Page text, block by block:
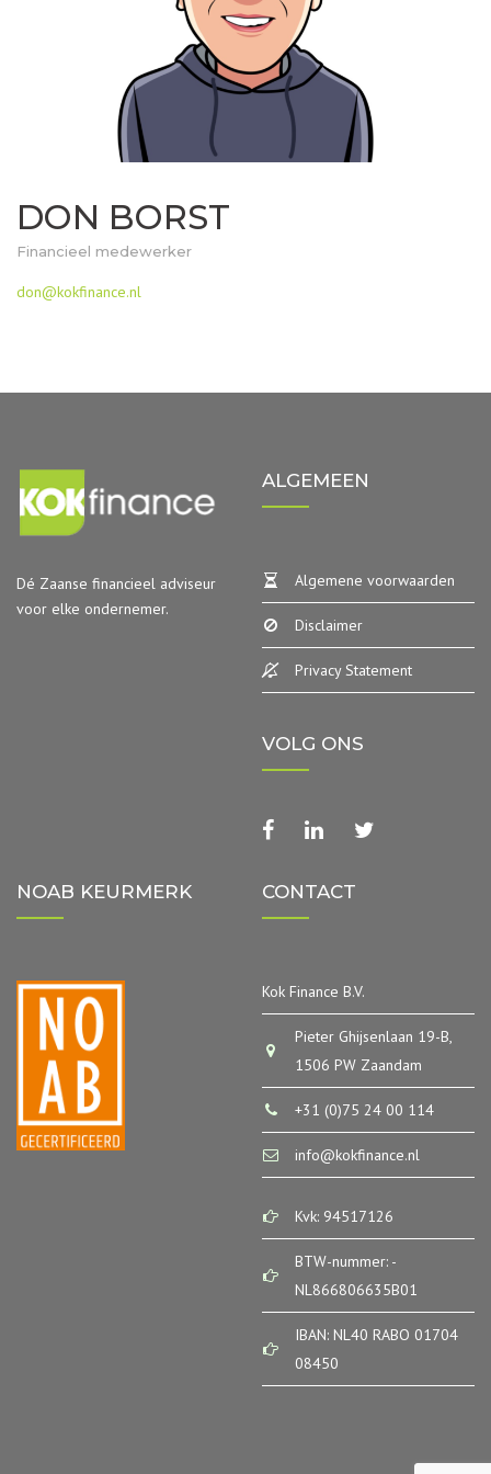
DON BORST
Financieel medewerker
don@kokfinance.nl
Dé Zaanse financieel adviseur
voor elke ondernemer.
ALGEMEEN
Algemene voorwaarden
Disclaimer
Privacy Statement
VOLG ONS
facebook
linkedin
NOAB KEURMERK CONTACT
Kok Finance B.V.
Pieter Ghijsenlaan 19-B,
1506 PW Zaandam
+31 (0)75 24 00 114
info@kokfinance.nl
Kvk: 94517126
BTW-nummer: -
NL866806635B01
IBAN: NL40 RABO 01704
08450